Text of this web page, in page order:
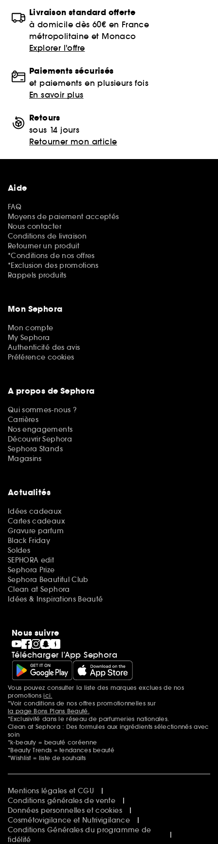
Livraison standard offerte
à domicile dès 60€ en France
métropolitaine et Monaco
Explorer l'offre
Paiements sécurisés
et paiements en plusieurs fois
En savoir plus
Retours
sous 14 jours
Retourner mon article
Aide
FAQ
Moyens de paiement acceptés
Nous contacter
Conditions de livraison
Retourner un produit
*Conditions de nos offres
*Exclusion des promotions
Rappels produits
Mon Sephora
Mon compte
My Sephora
Authenticité des avis
Préférence cookies
A propos de Sephora
Qui sommes-nous ?
Carrières
Nos engagements
Découvrir Sephora
Sephora Stands
Magasins
Actualités
Idées cadeaux
Cartes cadeaux
Gravure parfum
Black Friday
Soldes
SEPHORA edit
Sephora Prize
Sephora Beautiful Club
Clean at Sephora
Idées & Inspirations Beauté
Nous suivre
Télécharger l’App Sephora
Mentions additionnelles
Vous pouvez consulter la liste des marques exclues de nos
promotionsici.
*Voir conditions de nos offres promotionnelles sur
la page Bons Plans Beauté.
*Exclusivité dans le réseau de parfumeries nationales.
Clean at Sephora : Des formules aux ingrédients sélectionnés avec
soin
*k-beauty = beauté coréenne
*Beauty Trends = tendances beauté
*Wishlist = liste de souhaits
Mentions légales et CGU
Conditions générales de vente
Données personnelles et cookies
Cosmétovigilance et Nutrivigilance
Conditions Générales du programme de
fidélité